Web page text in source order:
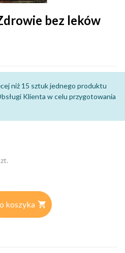
bez leków
niż 15 sztuk jednego produktu
Klienta w celu przygotowania
koszyka 